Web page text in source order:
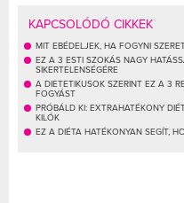
KAPCSOLÓDÓ CIKKEK
MIT EBÉDELJEK, HA FOGYNI
EZ A 3 ESTI SZOKÁS NAGY
SIKERTELENSÉGÉRE
A DIETETIKUSOK SZERINT EZ A 3
FOGYÁST
PRÓBÁLD KI: EXTRAHATÉKONY
KILÓK
EZ A DIÉTA HATÉKONYAN SEGÍT,